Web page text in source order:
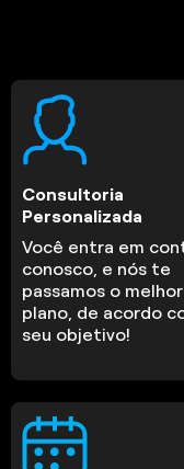
Consultoria
Personalizada
Você entra em
conosco, e nós te
passamos o melhor
plano, de acordo
seu objetivo!